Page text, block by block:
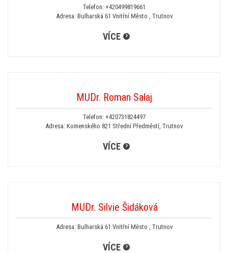
Telefon: +420499819661
Adresa: Bulharská 61 Vnitřní Město , Trutnov
VÍCE
MUDr. Roman Salaj
Telefon: +420731824497
Adresa: Komenského 821 Střední Předměstí, Trutnov
VÍCE
MUDr. Silvie Šidáková
Adresa: Bulharská 61 Vnitřní Město , Trutnov
VÍCE